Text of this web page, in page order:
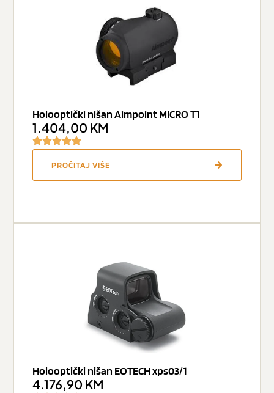
Holooptički nišan Aimpoint MICRO T1
1.404,00 KM
PROČITAJ VIŠE
Holooptički nišan EOTECH xps03/1
4.176,90 KM